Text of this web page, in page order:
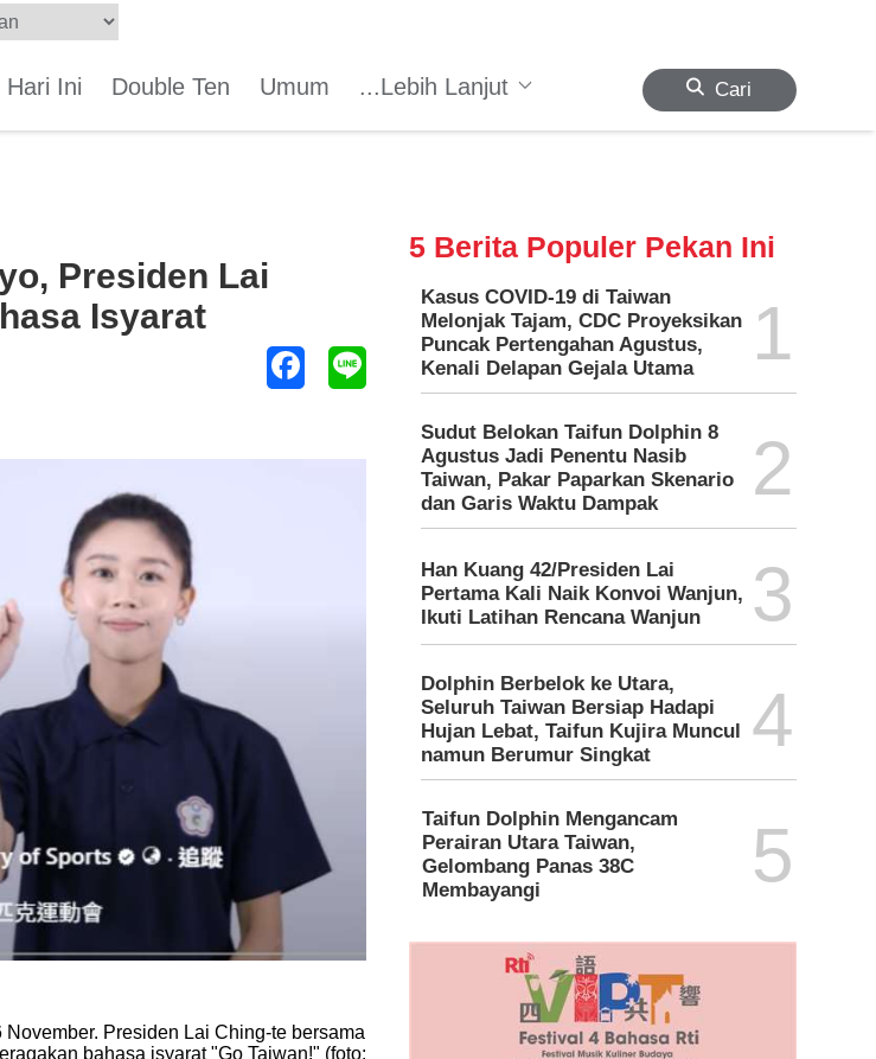
Hari Ini Double Ten Umum ...Lebih Lanjut Cari
Presiden Lai
Isyarat
Presiden Lai Ching-te bersama
bahasa isyarat "Go Taiwan!" (foto:
5 Berita Populer Pekan Ini
Kasus COVID-19 di Taiwan
Melonjak Tajam, CDC Proyeksikan
Puncak Pertengahan Agustus,
Kenali Delapan Gejala Utama
1
Sudut Belokan Taifun Dolphin 8
Agustus Jadi Penentu Nasib
Taiwan, Pakar Paparkan Skenario
dan Garis Waktu Dampak
2
Han Kuang 42/Presiden Lai
Pertama Kali Naik Konvoi Wanjun,
Ikuti Latihan Rencana Wanjun
3
Dolphin Berbelok ke Utara,
Seluruh Taiwan Bersiap Hadapi
Hujan Lebat, Taifun Kujira Muncul
namun Berumur Singkat
4
Taifun Dolphin Mengancam
Perairan Utara Taiwan,
Gelombang Panas 38C
Membayangi
5